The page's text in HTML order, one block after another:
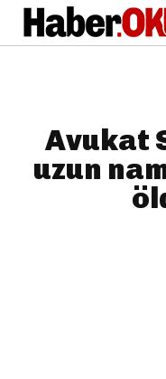
Avukat
uzun